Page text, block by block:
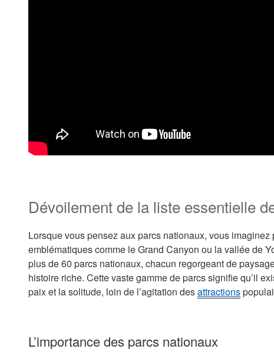
Dévoilement de la liste essentielle
Lorsque vous pensez aux parcs nationaux, vous
emblématiques comme le Grand Canyon ou la vallée de
plus de 60 parcs nationaux, chacun regorgeant de
histoire riche. Cette vaste gamme de parcs signifie qu’il
paix et la solitude, loin de l’agitation desattractions
L’importance des parcs nationaux